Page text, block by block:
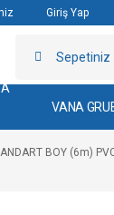
Giriş Yap
Sepetiniz
VANA
BOY (6m)